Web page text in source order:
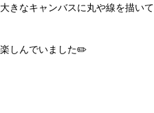
大きなキャンバスに丸や線を描いて
楽しんでいました✏️